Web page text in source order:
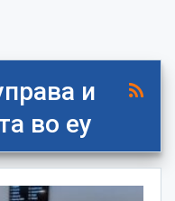
и
во еу